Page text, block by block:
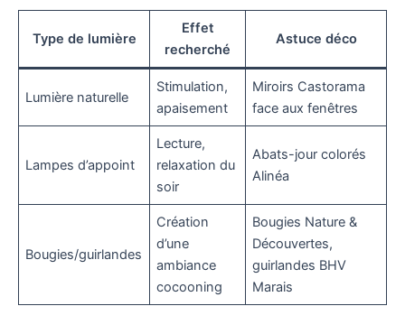
Type de lumière
Effet
recherché
Astuce déco
Lumière naturelle
Stimulation,
apaisement
Miroirs Castorama
face aux fenêtres
Lampes d’appoint
Lecture,
relaxation du
soir
Abats-jour colorés
Alinéa
Bougies/guirlandes
Création
d’une
ambiance
cocooning
Bougies Nature &
Découvertes,
guirlandes BHV
Marais